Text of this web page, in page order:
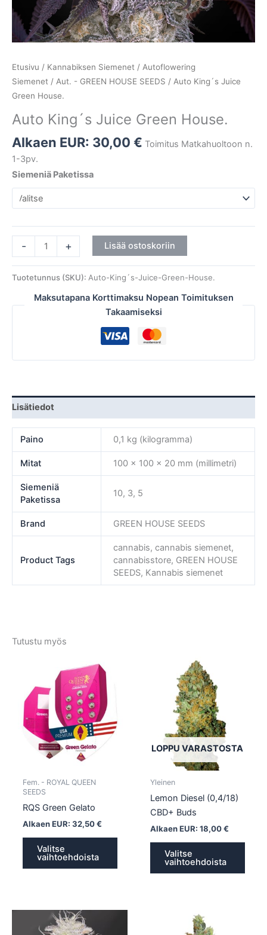
Etusivu / Kannabiksen Siemenet / Autoflowering
Siemenet / Aut. - GREEN HOUSE SEEDS / Auto King´s Juice
Green House.
Auto King´s Juice Green House.
Alkaen EUR: 30,00 € Toimitus Matkahuoltoon n.
1-3pv.
Siemeniä Paketissa
- + Lisää ostoskoriin
Tuotetunnus (SKU): Auto-King´s-Juice-Green-House.
Maksutapana Korttimaksu Nopean Toimituksen
Takaamiseksi
Lisätiedot
Paino 0,1 kg (kilogramma)
Mitat 100 × 100 × 20 mm (millimetri)
Siemeniä
Paketissa
10, 3, 5
Brand GREEN HOUSE SEEDS
Product Tags
cannabis, cannabis siemenet,
cannabisstore, GREEN HOUSE
SEEDS, Kannabis siemenet
Tutustu myös
Fem. - ROYAL QUEEN
SEEDS
RQS Green Gelato
Alkaen EUR: 32,50€
Valitse
vaihtoehdoista
muunnelma.
LOPPU VARASTOSTA
Yleinen
Lemon Diesel (0,4/18)
CBD+ Buds
Alkaen EUR: 18,00€
Valitse
vaihtoehdoista